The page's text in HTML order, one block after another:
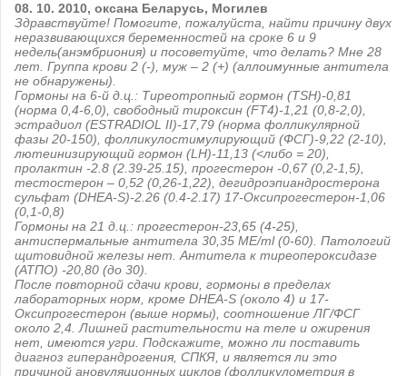
08. 10. 2010, оксана Беларусь, Могилев
Здравствуйте! Помогите, пожалуйста, найти причину двух
неразвивающихся беременностей на сроке 6 и 9
недель(анэмбриония) и посоветуйте, что делать? Мне 28
лет. Группа крови 2 (-), муж – 2 (+) (аллоимунные антитела
не обнаружены).
Гормоны на 6-й д.ц.: Тиреотропный гормон (TSH)-0,81
(норма 0,4-6,0), свободный тироксин (FT4)-1,21 (0,8-2,0),
эстрадиол (ESTRADIOL II)-17,79 (норма фолликулярной
фазы 20-150), фолликулостимулирующий (ФСГ)-9,22 (2-10),
лютеинизирующий гормон (LH)-11,13 (<либо = 20),
пролактин -2.8 (2.39-25.15), прогестерон -0,67 (0,2-1,5),
тестостерон – 0,52 (0,26-1,22), дегидроэпиандростерона
сульфат (DHEA-S)-2.26 (0.4-2.17) 17-Оксипрогестерон-1,06
(0,1-0,8)
Гормоны на 21 д.ц.: прогестерон-23,65 (4-25),
антиспермальные антитела 30,35 ME/ml (0-60). Патологий
щитовидной железы нет. Антитела к тиреопероксидазе
(АТПО) -20,80 (до 30).
После повторной сдачи крови, гормоны в пределах
лабораторных норм, кроме DHEA-S (около 4) и 17-
Оксипрогестерон (выше нормы), соотношение ЛГ/ФСГ
около 2,4. Лишней растительности на теле и ожирения
нет, имеются угри. Подскажите, можно ли поставить
диагноз гиперандрогения, СПКЯ, и является ли это
причиной ановуляционных циклов (фолликулометрия в